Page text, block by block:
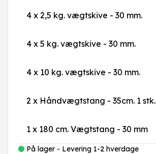
4 x 2,5 kg. vægtskive - 30 mm.
4 x 5 kg. vægtskive - 30 mm.
4 x 10 kg. vægtskive - 30 mm.
2 x Håndvægtstang - 35cm. 1 stk.
1 x 180 cm. Vægtstang - 30 mm
På lager - Levering 1-2 hverdage